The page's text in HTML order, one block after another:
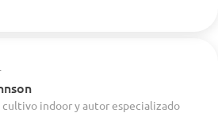
cultivo indoor y autor especializado